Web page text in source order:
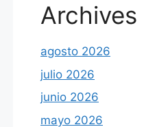
Archives
agosto 2026
julio 2026
junio 2026
mayo 2026